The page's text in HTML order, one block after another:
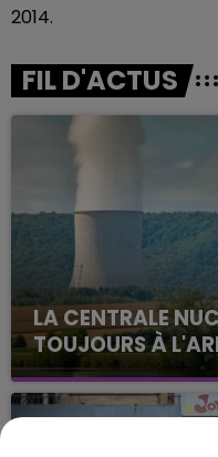
2014.
FIL D'ACTUS
LA CENTRALE
TOUJOURS À
Cela fait déjà une
nucléaire
justifiée par la